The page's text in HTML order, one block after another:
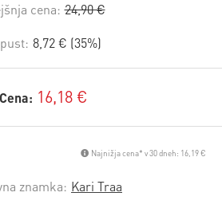
cena: 24,90 €
8,72 € (35%)
Cena: 16,18 €
Najnižja cena* v 30 dneh: 16,19 €
znamka: Kari Traa